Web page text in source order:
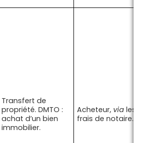
Transfert de
propriété. DMTO :
achat d’un bien
immobilier.
Acheteur, via les
frais de notaire.